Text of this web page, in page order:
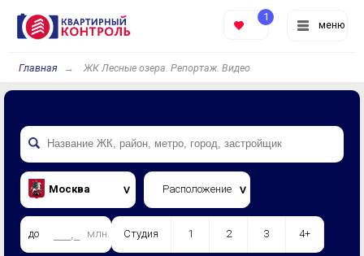
меню
1
Главная ЖК Лесные озера. Репортаж. Видео
Москва Расположение
до млн. Студия 1 2 3 4+